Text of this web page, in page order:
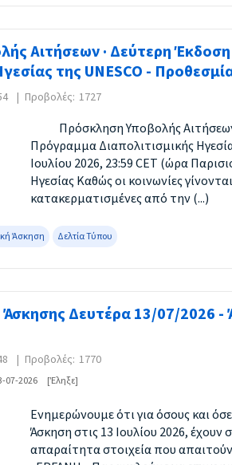
Αιτήσεων · Δεύτερη
της UNESCO -
| Προβολές: 1727
Πρόσκληση Υποβολής Αιτήσεων
Πρόγραμμα Διαπολιτισμικής
Ιουλίου 2026, 23:59 CET (ώρα
Ηγεσίας Καθώς οι κοινωνίες
κατακερματισμένες από την (...)
Άσκηση Δελτία Τύπου
Δευτέρα 13/07/2026 -
| Προβολές: 1770
07-2026 [Έληξε]
Ενημερώνουμε ότι για όσους και
Άσκηση στις 13 Ιουλίου 2026,
απαραίτητα στοιχεία που